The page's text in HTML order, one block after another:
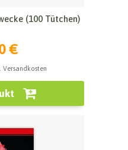
(100 Tütchen)
€
Versandkosten